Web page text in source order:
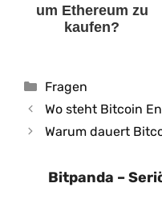
um Ethereum zu
kaufen?
Kategorien
Fragen
Wo steht Bitcoin
Warum dauert
Bitpanda –